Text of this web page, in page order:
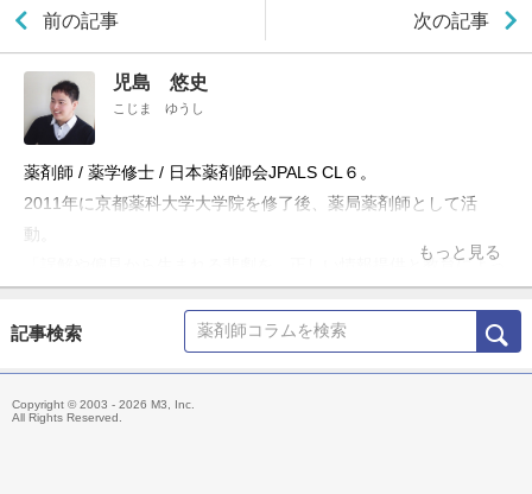
前の記事 次の記事
児島 悠史
こじま ゆうし
薬剤師 / 薬学修士 / 日本薬剤師会JPALS CL６。
2011年に京都薬科大学大学院を修了後、薬局薬剤師として活
動。
「誤解や偏見から生まれる悲劇を、正しい情報提供と教育によっ
Information」やTwitter「@Fizz_DI」を使って科学的根拠に基づ
いた医療情報の発信・共有を行うほか、大学や薬剤師会の研修会
主な著書「薬局ですぐに役立つ薬の比較と使い分け100（羊土
もっと見る
記事検索
Copyright © 2003 - 2026 M3, Inc.
All Rights Reserved.